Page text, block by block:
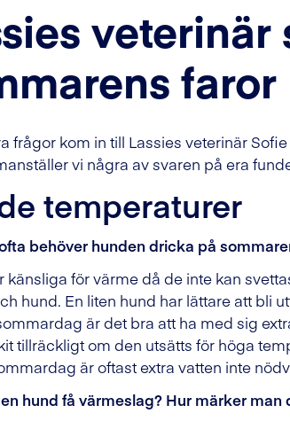
faror
frågor kom in till Lassies veterinär
vi några av svaren på era
temperaturer
behöver hunden dricka på
känsliga för värme då de inte kan
hund. En liten hund har lättare att bli
är det bra att ha med sig
tillräckligt om den utsätts för höga
är oftast extra vatten inte
hund få värmeslag? Hur märker man